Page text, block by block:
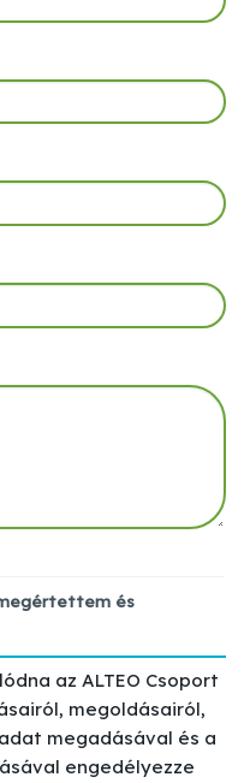
és
az ALTEO Csoport
megoldásairól,
megadásával és a
engedélyezze